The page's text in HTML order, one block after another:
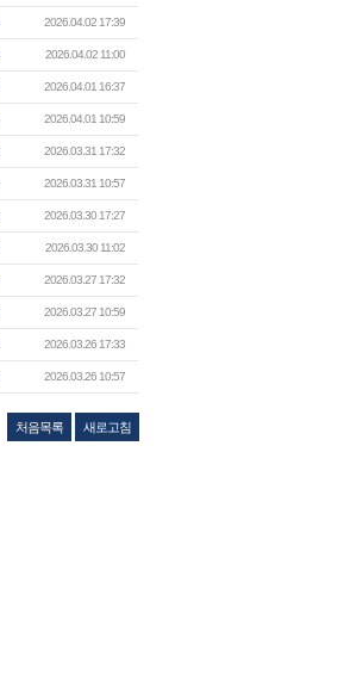
2026.04.02 17:39
2026.04.02 11:00
2026.04.01 16:37
2026.04.01 10:59
2026.03.31 17:32
2026.03.31 10:57
2026.03.30 17:27
2026.03.30 11:02
2026.03.27 17:32
2026.03.27 10:59
2026.03.26 17:33
2026.03.26 10:57
처음목록 새로고침